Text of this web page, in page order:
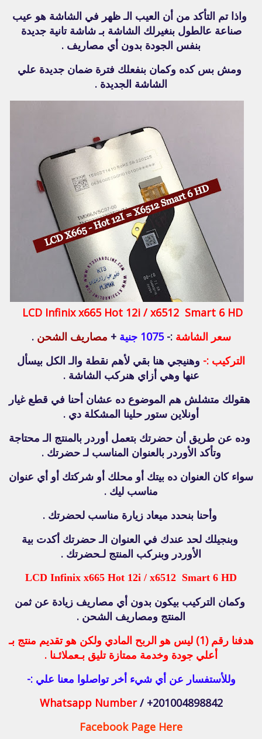
واذا تم التأكد من أن العيب الـ ظهر في الشاشة هو عيب
صناعة عالطول بنغيرلك الشاشة بـ شاشة تانية جديدة
بنفس الجودة بدون أي مصاريف .
ومش بس كده وكمان بنفعلك فترة ضمان جديدة علي
الشاشة الجديدة .
LCD Infinix x665 Hot 12i / x6512 Smart 6 HD
سعر الشاشة :-1075 جنية + مصاريف الشحن .
التركيب :- وهنيجي هنا بقي لأهم نقطة والـ الكل بيسأل
عنها وهي أزاي هنركب الشاشة .
هقولك متشلش هم الموضوع ده عشان أحنا في قطع غيار
أونلاين ستور حلينا المشكلة دي .
وده عن طريق أن حضرتك بتعمل أوردر بالمنتج الـ محتاجة
وتأكد الأوردر بالعنوان المناسب لـ حضرتك .
سواء كان العنوان ده بيتك أو محلك أو شركتك أو أي عنوان
مناسب ليك .
وأحنا بنحدد ميعاد زيارة مناسب لحضرتك .
وبنجيلك لحد عندك في العنوان الـ حضرتك أكدت بية
الأوردر وبنركب المنتج لـحضرتك .
LCD Infinix x665 Hot 12i / x6512 Smart 6 HD
وكمان التركيب بيكون بدون أي مصاريف زيادة عن ثمن
المنتج ومصاريف الشحن .
هدفنا رقم (1) ليس هو الربح المادي ولكن هو تقديم منتج بـ
أعلي جودة وخدمة ممتازة تليق بـعملائـنا .
وللأستفسار عن أي شيء أخر تواصلوا معنا علي :-
Whatsapp Number/ +201004898842
Facebook Page Here